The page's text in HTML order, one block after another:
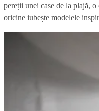
pereții unei case de la plajă,
oricine iubește modelele